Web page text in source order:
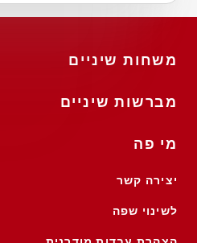
משחות שיניים
מברשות שיניים
מי פה
יצירה קשר
לשינוי שפה